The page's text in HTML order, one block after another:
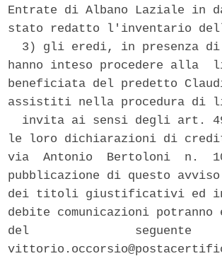
Entrate di Albano Laziale in
stato redatto l'inventario
3) gli eredi, in presenza
hanno inteso procedere alla
beneficiata del predetto
assistiti nella procedura di
invita ai sensi degli art.
le loro dichiarazioni di
via  Antonio  Bertoloni  n.
pubblicazione di questo
dei titoli giustificativi ed
debite comunicazioni
del               seguente